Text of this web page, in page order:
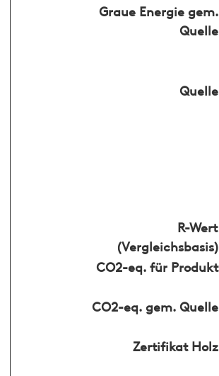
Graue Energie gem.
Quelle
Quelle
R-Wert
(Vergleichsbasis)
CO2-eq. für Produkt
CO2-eq. gem. Quelle
Zertifikat Holz